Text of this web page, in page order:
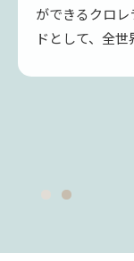
ことです。
でも、硬かった
ができるクロレ
ドとして、全世